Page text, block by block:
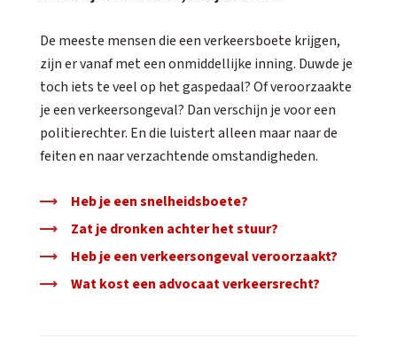
De meeste mensen die een verkeersboete krijgen,
zijn er vanaf met een onmiddellijke inning. Duwde je
toch iets te veel op het gaspedaal? Of veroorzaakte
je een verkeersongeval? Dan verschijn je voor een
politierechter. En die luistert alleen maar naar de
feiten en naar verzachtende omstandigheden.
Heb je een snelheidsboete?
Zat je dronken achter het stuur?
Heb je een verkeersongeval veroorzaakt?
Wat kost een advocaat verkeersrecht?